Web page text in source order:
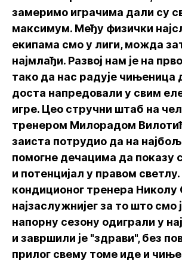
замеримо играчима дали су
максимум. Међу физички
екипама смо у лиги, можда
најмлађи. Развој нам је на
тако да нас радује чињеница
доста напредовали у свим
игре. Цео стручни штаб на
тренером Милорадом
заиста потрудио да на
помогне дечацима да показу
и потенцијал у правом
кондиционог тренера Николу
најзаслужнијег за то што смо
напорну сезону одиграли у
и завршили је "здрави", без
прилог свему томе иде и